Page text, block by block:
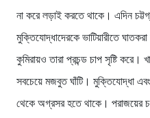
না করে লড়াই করতে থাকে। এদিন
মুক্তিযোদ্ধাদেরকে ভাটিয়ারীতে
কুমিরায়ও তারা প্রচন্ড চাপ সৃষ্টি করে।
সবচেয়ে মজবুত ঘাঁটি। মুক্তিযোদ্ধা এবং
থেকে অগ্রসর হতে থাকে। পরাজয়ের